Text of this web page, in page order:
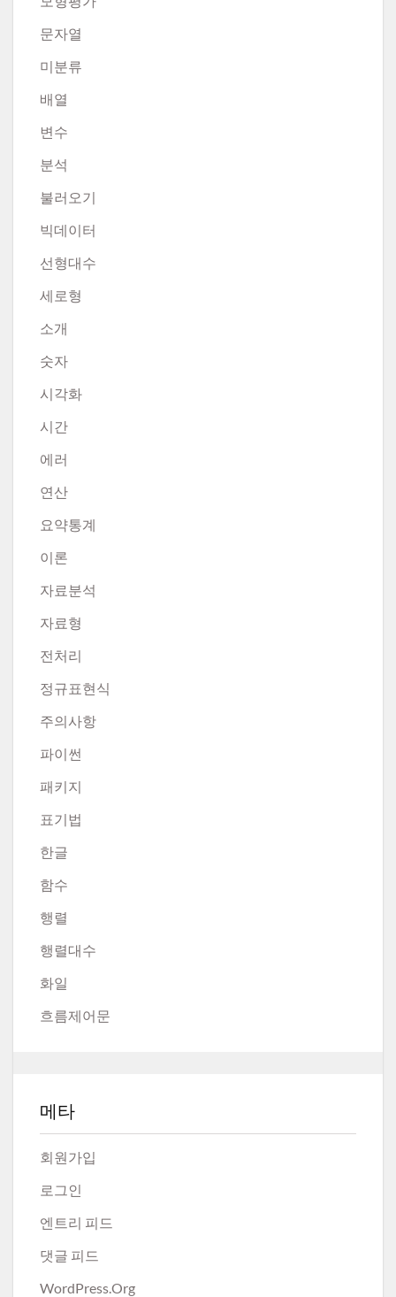
문자열
미분류
배열
변수
분석
불러오기
빅데이터
선형대수
세로형
소개
숫자
시각화
시간
에러
연산
요약통계
이론
자료분석
자료형
전처리
정규표현식
주의사항
파이썬
패키지
표기법
한글
함수
행렬
행렬대수
화일
흐름제어문
메타
회원가입
로그인
엔트리 피드
댓글 피드
WordPress.org